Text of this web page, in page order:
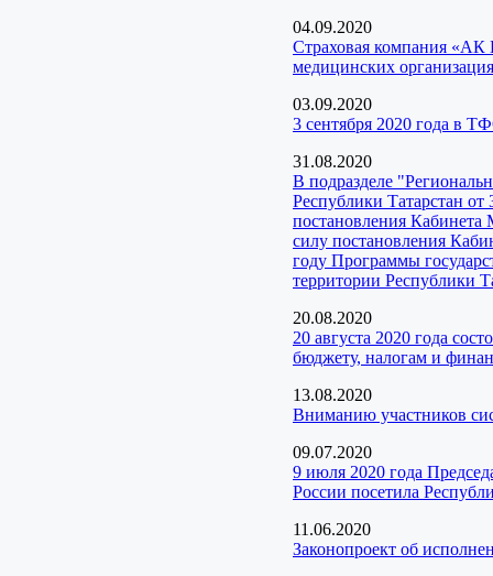
04.09.2020
Страховая компания «АК
медицинских
03.09.2020
3 сентября 2020 года в
31.08.2020
В подразделе
Республики Татарстан
постановления
силу постановления
году Программы
территории Республики
20.08.2020
20 августа 2020 года
бюджету, налогам и
13.08.2020
Вниманию участников
09.07.2020
9 июля 2020 года
России посетила
11.06.2020
Законопроект об